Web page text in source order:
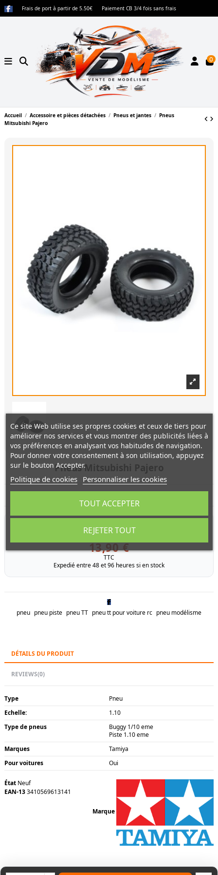
Frais de port à partir de 5.50€ Paiement CB 3/4 fois sans frais
0
Accueil Accessoire et pièces détachées Pneus et jantes
Pneus
Mitsubishi Pajero
Pneus Mitsubishi Pajero
Livraison sous 5 jours ouvrés
13,90 €
TTC
Expedié entre 48 et 96 heures si en stock
pneu pneu piste pneu TT pneu tt pour voiture rc pneu modélisme
DÉTAILS DU PRODUIT
REVIEWS(0)
Type
Pneu
Echelle:
1.10
Type de pneus
Buggy 1/10 eme
Piste 1.10 eme
Marques
Tamiya
Pour voitures
Oui
Marque
État Neuf
EAN-133410569613141
Ce site Web utilise ses propres cookies et ceux de tiers pour
améliorer nos services et vous montrer des publicités liées à
vos préférences en analysant vos habitudes de navigation.
Pour donner votre consentement à son utilisation, appuyez
sur le bouton Accepter.
Politique de cookies Personnaliser les cookies
REJETER TOUT
TOUT ACCEPTER